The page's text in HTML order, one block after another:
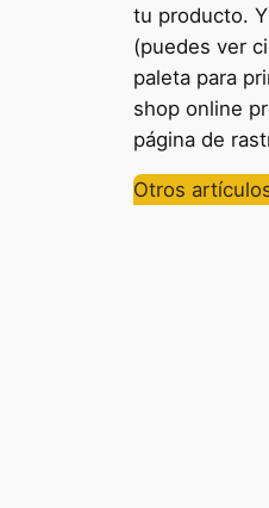
tu producto.
(puedes ver
paleta para
shop online
página de
Otros